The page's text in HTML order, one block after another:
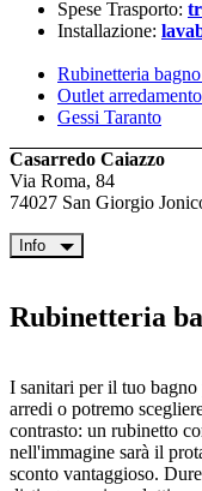
Spese Trasporto:
Installazione:
Rubinetteria
Outlet
Gessi Taranto
Casarredo Caiazzo
Via Roma, 84
74027 San Giorgio
Info
Rubinetteria
I sanitari per il tuo bagno
arredi o potremo
contrasto: un rubinetto
nell'immagine sarà il
sconto vantaggioso.